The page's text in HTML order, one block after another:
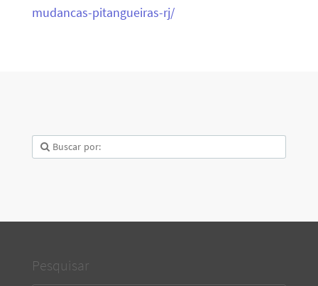
mudancas-pitangueiras-rj/
Pesquisar